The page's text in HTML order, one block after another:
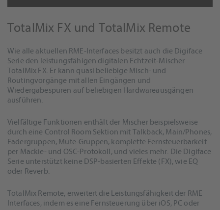
TotalMix FX und TotalMix Remote
Wie alle aktuellen RME-Interfaces besitzt auch die Digiface
Serie den leistungsfähigen digitalen Echtzeit-Mischer
TotalMix FX. Er kann quasi beliebige Misch- und
Routingvorgänge mit allen Eingängen und
Wiedergabespuren auf beliebigen Hardwareausgängen
ausführen.
Vielfältige Funktionen enthält der Mischer beispielsweise
durch eine Control Room Sektion mit Talkback, Main/Phones,
Fadergruppen, Mute-Gruppen, komplette Fernsteuerbarkeit
per Mackie- und OSC-Protokoll, und vieles mehr. Die Digiface
Serie unterstützt keine DSP-basierten Effekte (FX), wie EQ
oder Reverb.
TotalMix Remote, erweitert die Leistungsfähigkeit der RME
Interfaces, indem es eine Fernsteuerung über iOS, PC oder